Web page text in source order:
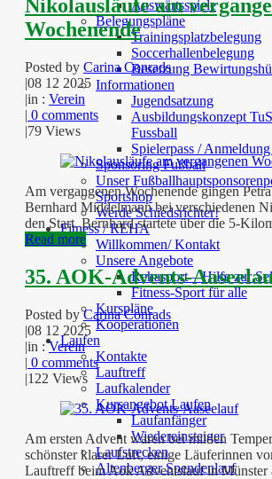
Auswärtsspiele
Belegungspläne
Trainingsplatzbelegung
Soccerhallenbelegung
Besetzung
Informationen
Jugendsatzung
Ausbildungskonzept
Fussball
Spielerpass /
Sponsoring Fußball
Unser
Sportshop
Werde Schiedsrichter!
Fitness / REHA
Willkommen/ Kontakt
Unsere Angebote
Rehasport – Hilfe zur
Fitness-Sport für alle
Kurspläne
Kooperationen
Laufen
Kontakte
Lauftreff
Laufkalender
Kursangebot Laufen
Laufanfänger
Wiedereinsteiger
Laufstrecken
Altenberger Spendenlauf
Nikolausläufe am
Wochenende
Posted by Carina Conrads
|08 12 2025
|in : Verein
| 0 comments
|79 Views
Am vergangenen Wochenende gingen
Bernhard Middelmann bei verschiedenen
den Start. Bernhard startete über die 5-
Read more
35. AOK-Advents-
Posted byCarina Conrads
|08 12 2025
|in :Verein
| 0 comments
|122 Views
Am ersten Advent waren bei milden
schönster klarer Luft, einige Läuferinnen
Lauftreff beim Aok Adventslauf in Münster